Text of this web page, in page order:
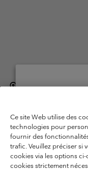
België
Gebruiksvoorwaarden
Privacybeleid
Voorwaarden voor door
Ce site Web utilise des
technologies pour
fournir des
trafic. Veuillez préciser si
cookies via les options ci-
cookies strictement
United
Belgium-